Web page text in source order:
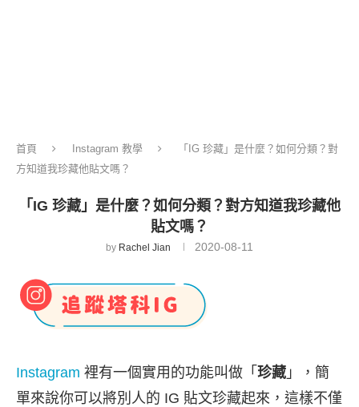
首頁 Instagram 教學
「IG 珍藏」是什麼？如何分類？對
方知道我珍藏他貼文嗎？
「IG 珍藏」是什麼？如何分類？對方知道我珍藏他
貼文嗎？
by Rachel Jian 2020-08-11
Instagram 裡有一個實用的功能叫做「 珍藏 」，簡
單來說你可以將別人的 IG 貼文珍藏起來，這樣不僅